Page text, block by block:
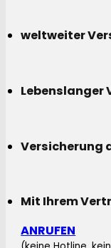
weltweiter
Lebenslanger
Versicherung
Mit Ihrem
ANRUFEN